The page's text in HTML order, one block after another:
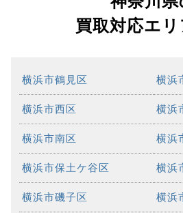
買取対応エ
横浜市鶴見区 横浜
横浜市西区 横浜
横浜市南区 横浜
横浜市保土ケ谷区 横浜
横浜市磯子区 横浜